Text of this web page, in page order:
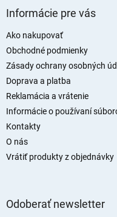
Informácie pre vás
Ako nakupovať
Obchodné podmienky
Zásady ochrany osobných
Doprava a platba
Reklamácia a vrátenie
Informácie o používaní
Kontakty
O nás
Vrátiť produkty z objednávky
Odoberať newsletter